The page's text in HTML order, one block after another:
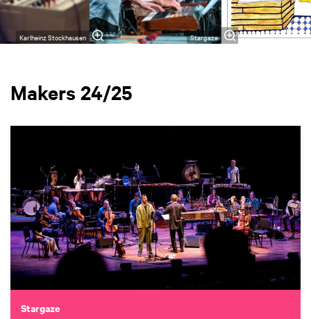
Karlheinz Stockhausen Stargaze
Makers 24/25
Stargaze